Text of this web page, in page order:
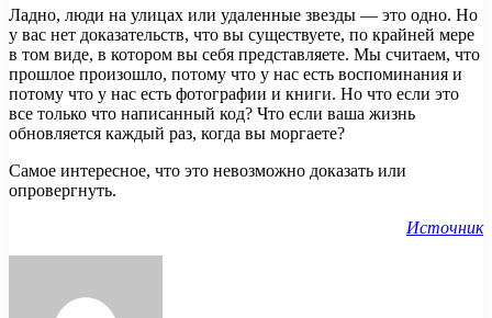
Ладно, люди на улицах или удаленные звезды — это одно. Но
у вас нет доказательств, что вы существуете, по крайней мере
в том виде, в котором вы себя представляете. Мы считаем, что
прошлое произошло, потому что у нас есть воспоминания и
потому что у нас есть фотографии и книги. Но что если это
все только что написанный код? Что если ваша жизнь
обновляется каждый раз, когда вы моргаете?
Самое интересное, что это невозможно доказать или
опровергнуть.
Источник